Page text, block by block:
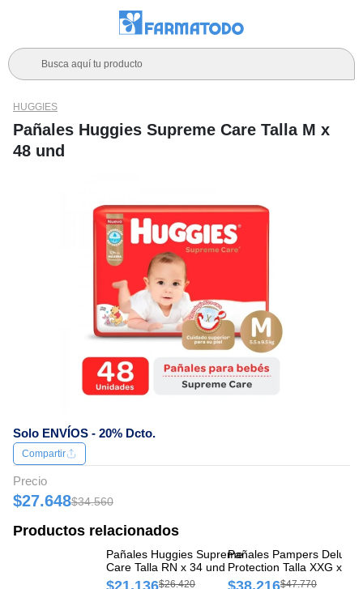
Busca aquí tu producto
Solo ENVÍOS - 20% Dcto.
HUGGIES
Pañales Huggies Supreme Care Talla M x
48 und
Compartir
Precio
$27.648$34.560
Productos relacionados
Pañales Huggies Supreme
Care Talla RN x 34 und
$21.136$26.420
Pañales Pampers Deluxe
Protection Talla XXG x 34
$38.216$47.770